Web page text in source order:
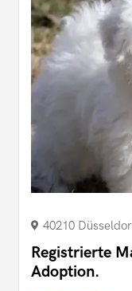
40210
Registrierte
Adoption.